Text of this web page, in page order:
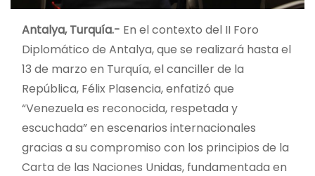
Antalya, Turquía.- En el contexto del II Foro
Diplomático de Antalya, que se realizará hasta el
13 de marzo en Turquía, el canciller de la
República, Félix Plasencia, enfatizó que
“Venezuela es reconocida, respetada y
escuchada” en escenarios internacionales
gracias a su compromiso con los principios de la
Carta de las Naciones Unidas, fundamentada en